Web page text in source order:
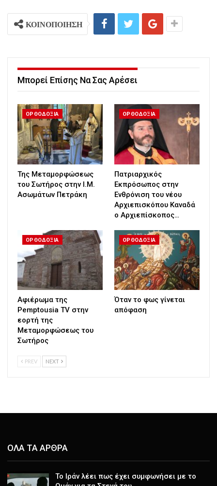
ΚΟΙΝΟΠΟΙΗΣΗ
Μπορεί Επίσης Να Σας Αρέσει
ΟΡΘΟΔΟΞΙΑ
Της Μεταμορφώσεως
του Σωτήρος στην Ι.Μ.
Ασωμάτων Πετράκη
ΟΡΘΟΔΟΞΙΑ
Πατριαρχικός
Εκπρόσωπος στην
Ενθρόνιση του νέου
Αρχιεπισκόπου Καναδά
ο Αρχιεπίσκοπος…
ΟΡΘΟΔΟΞΙΑ
Αφιέρωμα της
Pemptousia TV στην
εορτή της
Μεταμορφώσεως του
Σωτήρος
ΟΡΘΟΔΟΞΙΑ
Όταν το φως γίνεται
απόφαση
PREV NEXT
ΟΛΑ ΤΑ ΑΡΘΡΑ
Το Ιράν λέει πως έχει συμφωνήσει με το